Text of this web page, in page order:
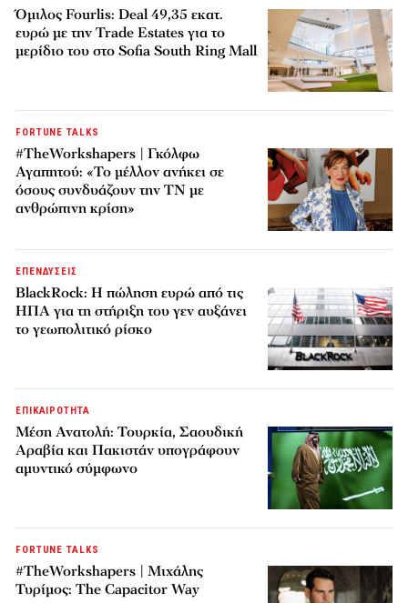
Όμιλος Fourlis: Deal 49,35 εκατ.
ευρώ με την Trade Estates για το
μερίδιο του στο Sofia South Ring Mall
FORTUNE TALKS
#TheWorkshapers | Γκόλφω
Αγαπητού: «Το μέλλον ανήκει σε
όσους συνδυάζουν την ΤΝ με
ανθρώπινη κρίση»
ΕΠΕΝΔΥΣΕΙΣ
BlackRock: Η πώληση ευρώ από τις
ΗΠΑ για τη στήριξη του γεν αυξάνει
το γεωπολιτικό ρίσκο
ΕΠΙΚΑΙΡΟΤΗΤΑ
Μέση Ανατολή: Τουρκία, Σαουδική
Αραβία και Πακιστάν υπογράφουν
αμυντικό σύμφωνο
FORTUNE TALKS
#TheWorkshapers | Μιχάλης
Τυρίμος: The Capacitor Way